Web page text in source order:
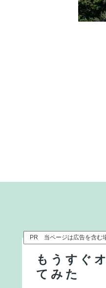
PR 当ページは広告を含む
もうすぐ
てみた